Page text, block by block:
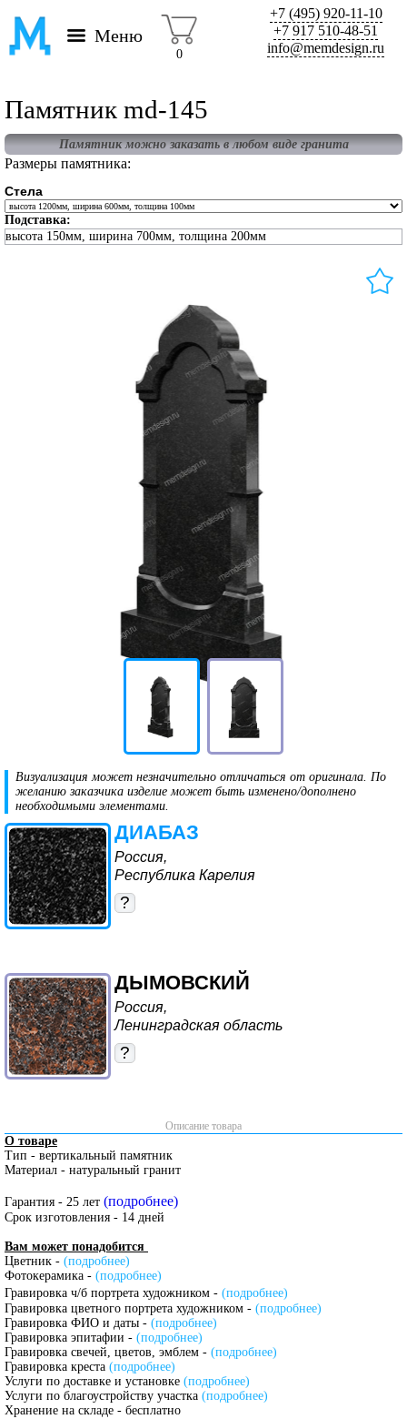
Меню
0
+7 (495) 920-11-10
+7 917 510-48-51
info@memdesign.ru
Памятник md-145
Памятник можно заказать в любом виде гранита
Размеры памятника:
Стела
Подставка:
высота 150мм, ширина 700мм, толщина 200мм
Визуализация может незначительно отличаться от оригинала. По
желанию заказчика изделие может быть изменено/дополнено
необходимыми элементами.
ДИАБАЗ
Россия,
Республика Карелия
?
ДЫМОВСКИЙ
Россия,
Ленинградская область
?
Описание товара
О товаре
Тип - вертикальный памятник
Материал - натуральный гранит
Гарантия - 25 лет (подробнее)
Срок изготовления - 14 дней
Вам может понадобится
Цветник - (подробнее)
Фотокерамика - (подробнее)
Гравировка ч/б портрета художником - (подробнее)
Гравировка цветного портрета художником - (подробнее)
Гравировка ФИО и даты - (подробнее)
Гравировка эпитафии - (подробнее)
Гравировка свечей, цветов, эмблем - (подробнее)
Гравировка креста (подробнее)
Услуги по доставке и установке (подробнее)
Услуги по благоустройству участка (подробнее)
Хранение на складе - бесплатно